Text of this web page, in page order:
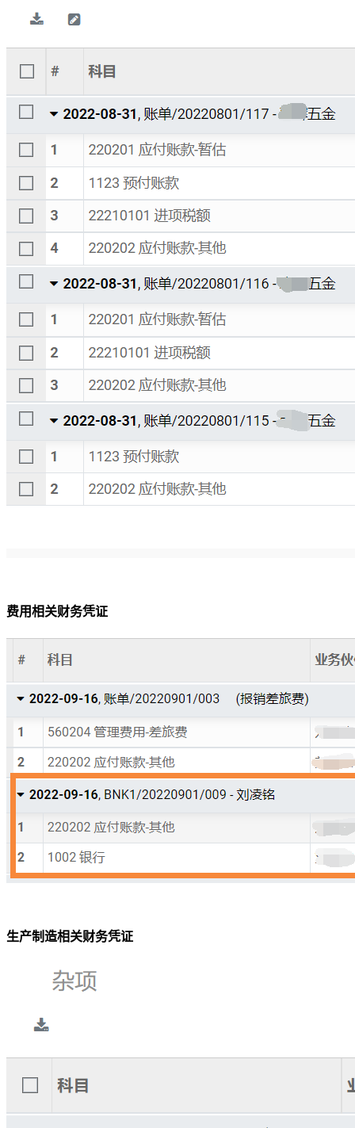
费用相关财务凭证
生产制造相关财务凭证